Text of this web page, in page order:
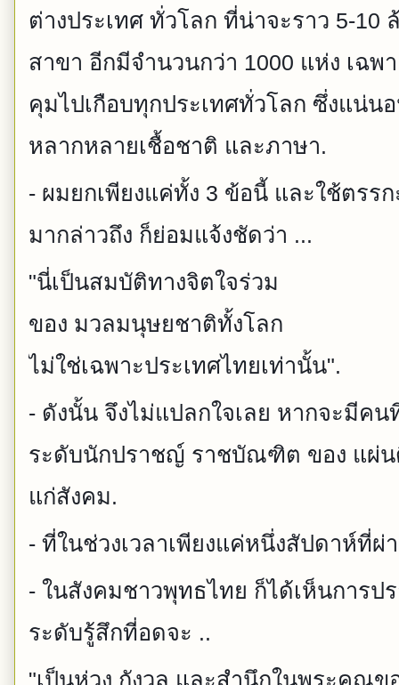
ต่างประเทศ ทั่วโลก ที่น่าจะราว 5-
สาขา อีกมีจำนวนกว่า 1000 แห่ง เฉพ
คุมไปเกือบทุกประเทศทั่วโลก ซึ่งแน่
หลากหลายเชื้อชาติ และภาษา.
- ผมยกเพียงแค่ทั้ง 3 ข้อนี้ และใช้ตรร
มากล่าวถึง ก็ย่อมแจ้งชัดว่า ...
"นี่เป็นสมบัติทางจิตใจร่วม
ของ มวลมนุษยชาติทั้งโลก
ไม่ใช่เฉพาะประเทศไทยเท่านั้น".
- ดังนั้น จึงไม่แปลกใจเลย หากจะมีค
ระดับนักปราชญ์ ราชบัณฑิต ของ แผ่น
แก่สังคม.
- ที่ในช่วงเวลาเพียงแค่หนึ่งสัปดาห์ที่ผ่
- ในสังคมชาวพุทธไทย ก็ได้เห็นการ
ระดับรู้สึกที่อดจะ ..
"เป็นห่วง กังวล และสำนึกในพระคุณข